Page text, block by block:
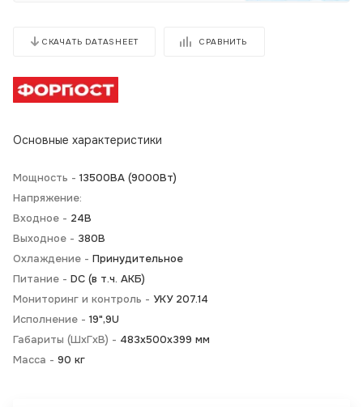
СКАЧАТЬ DATASHEET СРАВНИТЬ
Основные характеристики
Мощность - 13500BA (9000Вт)
Напряжение:
Входное - 24В
Выходное - 380В
Охлаждение - Принудительное
Питание - DC (в т.ч. АКБ)
Мониторинг и контроль - УКУ 207.14
Исполнение - 19",9U
Габариты (ШхГхВ) - 483х500х399 мм
Масса - 90 кг